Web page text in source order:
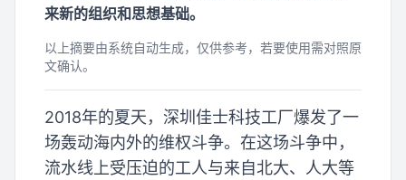
来新的组织和思想基础。
以上摘要由系统自动生成，仅供参考，若要使用需对照原
文确认。
2018年的夏天，深圳佳士科技工厂爆发了一
场轰动海内外的维权斗争。在这场斗争中，
流水线上受压迫的工人与来自北大、人大等